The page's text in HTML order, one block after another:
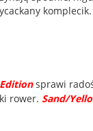
sprawi
rower. Sand/